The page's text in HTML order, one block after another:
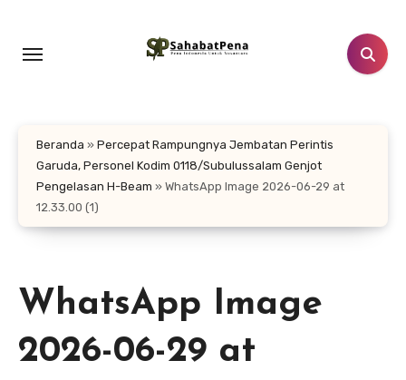
konten
Beranda » Percepat Rampungnya Jembatan Perintis
Garuda, Personel Kodim 0118/Subulussalam Genjot
Pengelasan H-Beam » WhatsApp Image 2026-06-29 at
12.33.00 (1)
WhatsApp Image
2026-06-29 at